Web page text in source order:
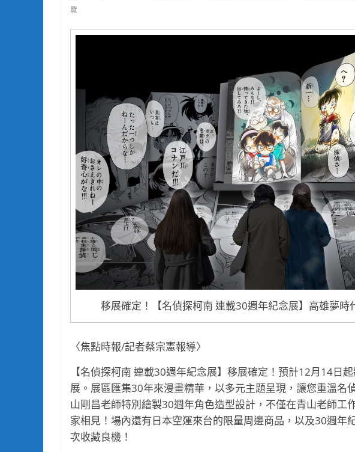
覽
移展確定！【名偵探柯南 連載30週年紀念展】高雄夢時
〈焦點時報/記者蔡宗憲報導〉
【名偵探柯南 連載30週年紀念展】移展確定！預計12月14日
展。展區匯集30年來漫畫精華，以多元主題呈現，讓您重溫名
山剛昌老師特別繪製30週年角色造型設計，不僅在青山老師工
家相見！場內還有日本空運來台的限量周邊商品，以及30週年
次收藏良機！